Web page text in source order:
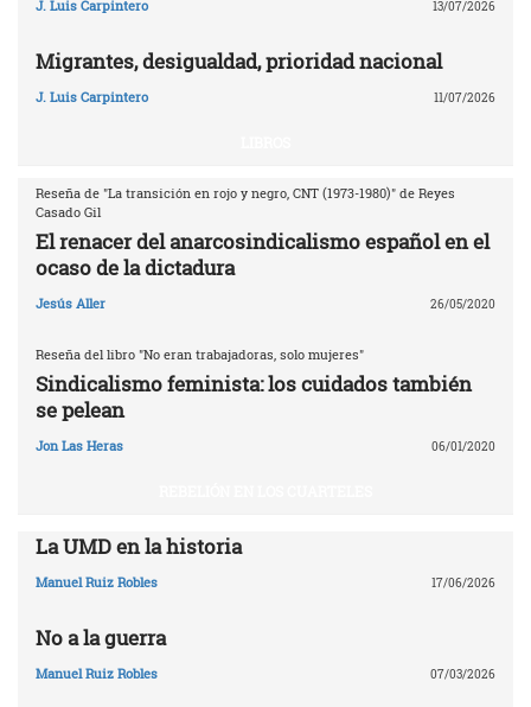
J. Luis Carpintero 13/07/2026
Migrantes, desigualdad, prioridad nacional
J. Luis Carpintero 11/07/2026
Reseña de "La transición en rojo y negro, CNT (1973-1980)" de Reyes
Casado Gil
El renacer del anarcosindicalismo español en el
ocaso de la dictadura
Jesús Aller 26/05/2020
Reseña del libro "No eran trabajadoras, solo mujeres"
Sindicalismo feminista: los cuidados también
se pelean
Jon Las Heras 06/01/2020
La UMD en la historia
Manuel Ruiz Robles 17/06/2026
No a la guerra
Manuel Ruiz Robles 07/03/2026